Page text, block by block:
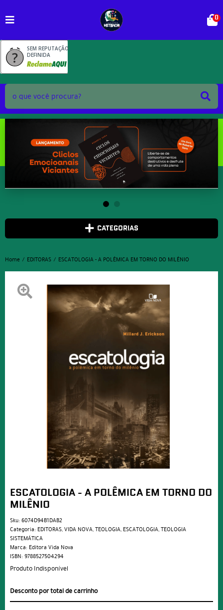
SEM REPUTAÇÃO
DEFINIDA
0
CATEGORIAS
Home EDITORAS ESCATOLOGIA - A POLÊMICA EM TORNO DO MILÊNIO
ESCATOLOGIA - A POLÊMICA EM TORNO DO
MILÊNIO
Sku: 6074D94B1DAB2
Categoria: EDITORAS,VIDA NOVA,TEOLOGIA, ESCATOLOGIA,TEOLOGIA
SISTEMÁTICA
Marca: Editora Vida Nova
ISBN: 9788527504294
Produto Indisponível
Desconto por total de carrinho